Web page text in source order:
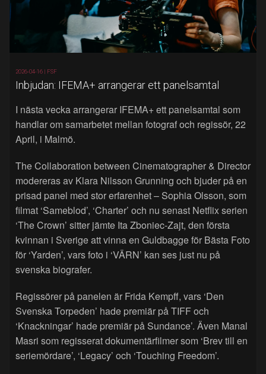
2026-04-16 | FSF
Inbjudan: IFEMA+ arrangerar ett panelsamtal
I nästa vecka arrangerar IFEMA+ ett panelsamtal som
handlar om samarbetet mellan fotograf och regissör, 22
April, i Malmö.
The Collaboration between Cinematographer & Director
modereras av Klara Nilsson Grunning och bjuder på en
prisad panel med stor erfarenhet – Sophia Olsson, som
filmat ‘Sameblod’, ‘Charter’ och nu senast Netflix serien
‘The Crown’ sitter jämte Ita Zboniec-Zajt, den första
kvinnan i Sverige att vinna en Guldbagge för Bästa Foto
för ‘Yarden’, vars foto i ‘VÄRN’ kan ses just nu på
svenska biografer.
Regissörer på panelen är Frida Kempff, vars ‘Den
Svenska Torpeden’ hade premiär på TIFF och
‘Knackningar’ hade premiär på Sundance’. Även Manal
Masri som regisserat dokumentärfilmer som ‘Brev till en
seriemördare’, ‘Legacy’ och ‘Touching Freedom’.